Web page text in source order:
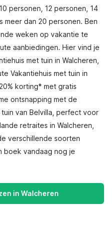
personen, 12 personen, 14
meer dan 20 personen. Ben
weken op vakantie te
aanbiedingen. Hier vind je
met tuin in Walcheren,
Vakantiehuis met tuin in
korting* met gratis
ontsnapping met de
van Belvilla, perfect voor
retraites in Walcheren,
verschillende soorten
boek vandaag nog je
in Walcheren